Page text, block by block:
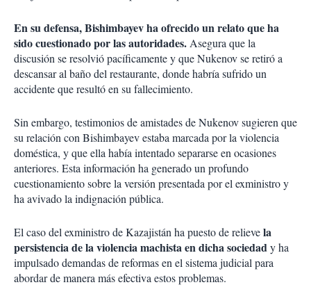
En su defensa, Bishimbayev ha ofrecido un relato que ha
sido cuestionado por las autoridades.Asegura que la
discusión se resolvió pacíficamente y que Nukenov se retiró a
descansar al baño del restaurante, donde habría sufrido un
accidente que resultó en su fallecimiento.
Sin embargo, testimonios de amistades de Nukenov sugieren que
su relación con Bishimbayev estaba marcada por la violencia
doméstica, y que ella había intentado separarse en ocasiones
anteriores. Esta información ha generado un profundo
cuestionamiento sobre la versión presentada por el exministro y
ha avivado la indignación pública.
El caso del exministro de Kazajistán ha puesto de relievela
persistencia de la violencia machista en dicha sociedady ha
impulsado demandas de reformas en el sistema judicial para
abordar de manera más efectiva estos problemas.